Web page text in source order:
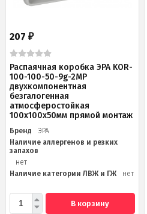
207 ₽
Распаячная коробка ЭРА KOR-
100-100-50-9g-2MP
двухкомпонентная
безгалогенная
атмосферостойкая
100х100х50мм прямой монтаж
Бренд
ЭРА
Наличие аллергенов и резких
запахов
нет
Наличие категории ЛВЖ и ГЖ
нет
В корзину